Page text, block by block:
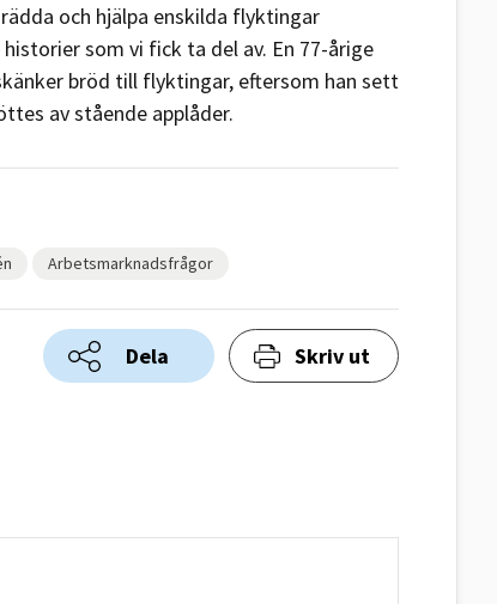
och hjälpa enskilda flyktingar
som vi fick ta del av. En 77-årige
bröd till flyktingar, eftersom han sett
av stående applåder.
Arbetsmarknadsfrågor
Dela Skriv ut